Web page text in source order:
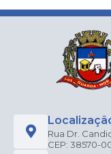
Rua Dr.
CEP: 38570-